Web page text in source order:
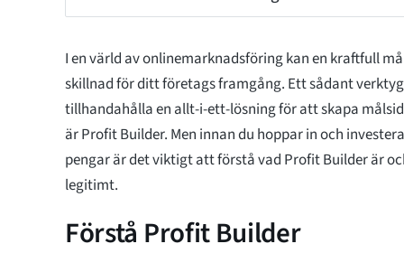
I en värld av onlinemarknadsföring kan en kraftfull
skillnad för ditt företags framgång. Ett sådant
tillhandahålla en allt-i-ett-lösning för att skapa
är Profit Builder. Men innan du hoppar in och
pengar är det viktigt att förstå vad Profit Builder är
legitimt.
Förstå Profit Builder